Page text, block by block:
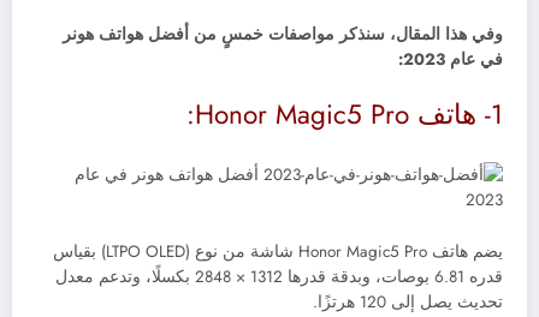
وفي هذا المقال، سنذكر مواصفات خمسٍ من أفضل هواتف هونر
في عام 2023:
1- هاتف Honor Magic5 Pro:
يضم هاتف Honor Magic5 Pro شاشة من نوع ( LTPO OLED) بقياس
قدره 6.81 بوصات، وبدقة قدرها 1312 × 2848 بكسلًا، وتدعم معدل
تحديث يصل إلى 120 هرتزًا.